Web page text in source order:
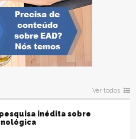
Ver todos
inédita sobre